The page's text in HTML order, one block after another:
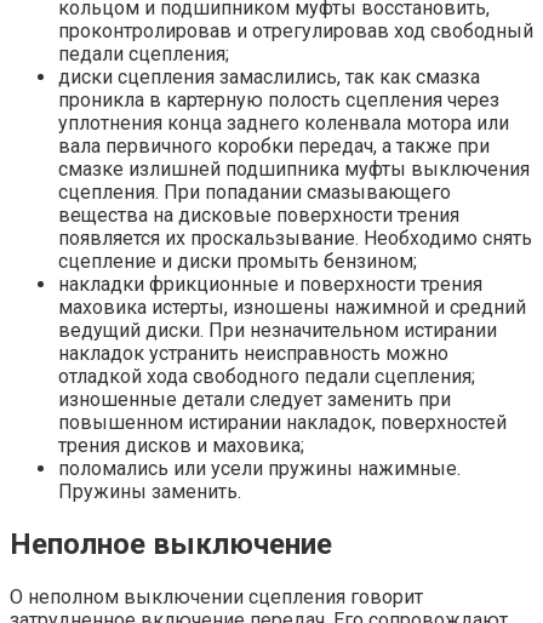
кольцом и подшипником муфты восстановить,
проконтролировав и отрегулировав ход свободный
педали сцепления;
диски сцепления замаслились, так как смазка
проникла в картерную полость сцепления через
уплотнения конца заднего коленвала мотора или
вала первичного коробки передач, а также при
смазке излишней подшипника муфты выключения
сцепления. При попадании смазывающего
вещества на дисковые поверхности трения
появляется их проскальзывание. Необходимо снять
сцепление и диски промыть бензином;
накладки фрикционные и поверхности трения
маховика истерты, изношены нажимной и средний
ведущий диски. При незначительном истирании
накладок устранить неисправность можно
отладкой хода свободного педали сцепления;
изношенные детали следует заменить при
повышенном истирании накладок, поверхностей
трения дисков и маховика;
поломались или усели пружины нажимные.
Пружины заменить.
Неполное выключение
О неполном выключении сцепления говорит